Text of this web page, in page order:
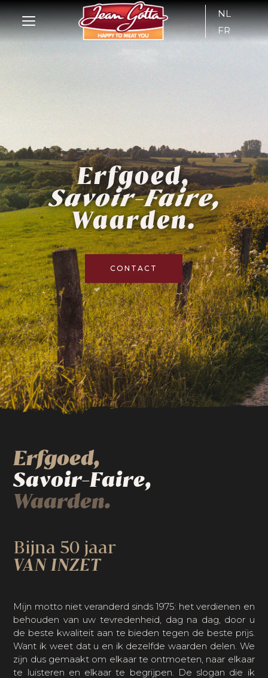
NL
FR
Erfgoed,
Savoir-Faire,
Waarden.
CONTACT
Erfgoed,
Savoir-Faire,
Waarden.
Bijna 50 jaar
VAN INZET
Mijn motto niet veranderd sinds 1975: het verdienen en
behouden van uw tevredenheid, dag na dag, door u
de beste kwaliteit aan te bieden tegen de beste prijs.
Want ik weet dat u en ik dezelfde waarden delen. We
zijn dus gemaakt om elkaar te ontmoeten, naar elkaar
te luisteren en elkaar te begrijpen. De slogan die ik